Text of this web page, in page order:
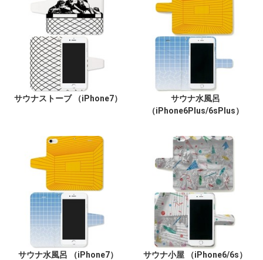
サウナストーブ （iPhone7）
サウナ水風呂
（iPhone6Plus/6sPlus）
サウナ水風呂 （iPhone7） サウナ小屋 （iPhone6/6s）